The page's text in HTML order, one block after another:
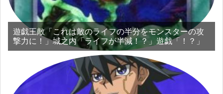
遊戯王敵「これは敵のライフの半分をモンスターの攻
撃力に！」城之内「ライフが半減！？」遊戯「！？」